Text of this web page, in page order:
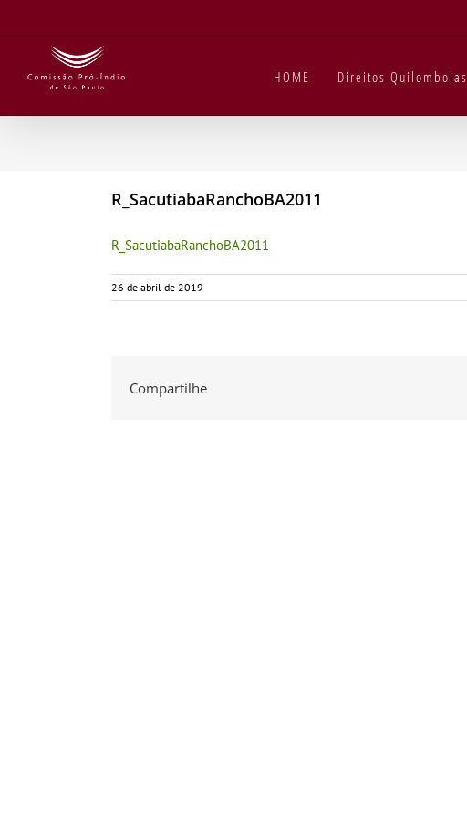
HOME Direitos Quilombolas
R_SacutiabaRanchoBA2011
R_SacutiabaRanchoBA2011
26 de abril de 2019
Compartilhe